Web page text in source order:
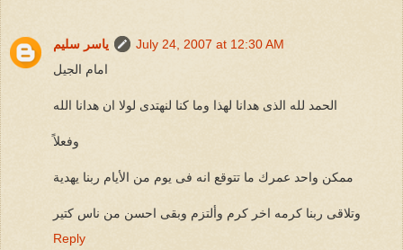
ياسر سليم
July 24, 2007 at 12:30 AM
امام الجيل
الحمد لله الذى هدانا لهذا وما كنا لنهتدى لولا ان هدانا الله
وفعلاً
ممكن واحد عمرك ما تتوقع انه فى يوم من الأيام ربنا يهدية
وتلاقى ربنا كرمه اخر كرم وألتزم وبقى احسن من ناس كتير
Reply